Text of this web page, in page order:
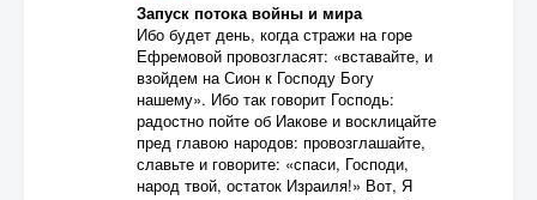
Запуск потока войны и мира
Ибо будет день, когда стражи на горе
Ефремовой провозгласят: «вставайте, и
взойдем на Сион к Господу Богу
нашему». Ибо так говорит Господь:
радостно пойте об Иакове и восклицайте
пред главою народов: провозглашайте,
славьте и говорите: «спаси, Господи,
народ твой, остаток Израиля!» Вот, Я